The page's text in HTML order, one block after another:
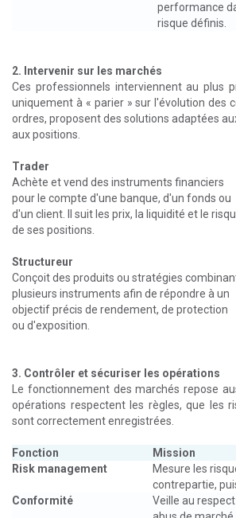
performance
risque définis.
2. Intervenir sur les marchés
Ces professionnels interviennent au plus
uniquement à « parier » sur l'évolution des
ordres, proposent des solutions adaptées
aux positions.
Trader
Achète et vend des instruments financiers
pour le compte d'une banque, d'un fonds ou
d'un client. Il suit les prix, la liquidité et le
de ses positions.
Structureur
Conçoit des produits ou stratégies
plusieurs instruments afin de répondre à un
objectif précis de rendement, de protection
ou d'exposition.
3. Contrôler et sécuriser les opérations
Le fonctionnement des marchés repose
opérations respectent les règles, que les
sont correctement enregistrées.
Fonction
Mission
Risk management
Mesure les
contrepartie,
Conformité
Veille au